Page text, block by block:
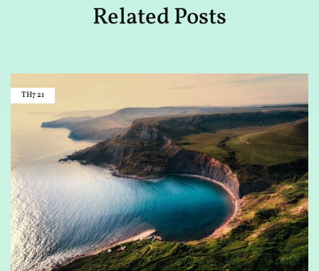
Related Posts
TH721